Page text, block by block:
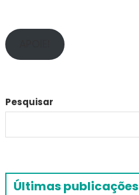
Pesquisar
Últimas publicações